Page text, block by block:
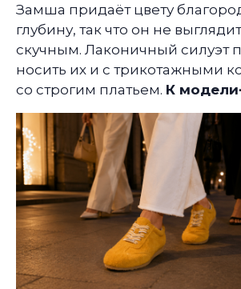
Замша придаёт цвету
глубину, так что он не
скучным. Лаконичный силуэт
носить их и с трикотажными
со строгим платьем. К